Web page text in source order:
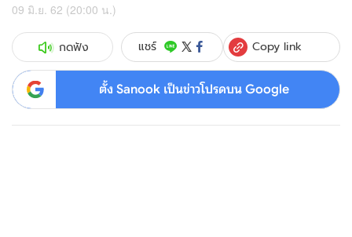
09 มิ.ย. 62 (20:00 น.)
กดฟัง แชร์ Copy link
ตั้ง Sanook เป็นข่าวโปรดบน Google